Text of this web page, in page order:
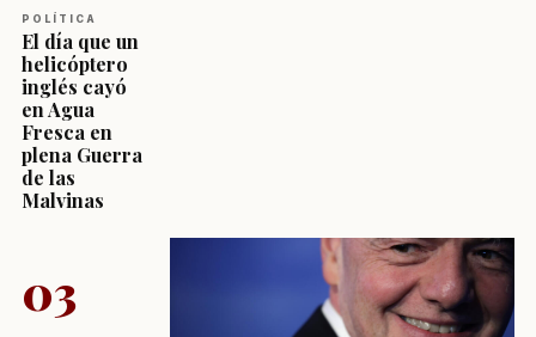
POLÍTICA
El día que un
helicóptero
inglés cayó
en Agua
Fresca en
plena Guerra
de las
Malvinas
03